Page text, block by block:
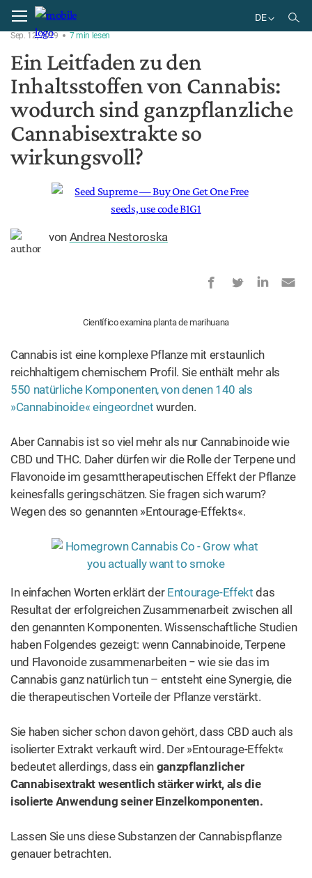
DE
Home Pflanze
Sep. 12, 2019 7min lesen
Ein Leitfaden zu den
Inhaltsstoffen von Cannabis:
wodurch sind ganzpflanzliche
Cannabisextrakte so
wirkungsvoll?
von Andrea Nestoroska
Científico examina planta de marihuana
Cannabis ist eine komplexe Pflanze mit erstaunlich
reichhaltigem chemischem Profil. Sie enthält mehr als
550 natürliche Komponenten, von denen 140 als
»Cannabinoide« eingeordnet wurden.
Aber Cannabis ist so viel mehr als nur Cannabinoide wie
CBD und THC. Daher dürfen wir die Rolle der Terpene und
Flavonoide im gesamttherapeutischen Effekt der Pflanze
keinesfalls geringschätzen. Sie fragen sich warum?
Wegen des so genannten »Entourage-Effekts«.
In einfachen Worten erklärt der Entourage-Effekt das
Resultat der erfolgreichen Zusammenarbeit zwischen all
den genannten Komponenten. Wissenschaftliche Studien
haben Folgendes gezeigt: wenn Cannabinoide, Terpene
und Flavonoide zusammenarbeiten − wie sie das im
Cannabis ganz natürlich tun – entsteht eine Synergie, die
die therapeutischen Vorteile der Pflanze verstärkt.
Sie haben sicher schon davon gehört, dass CBD auch als
isolierter Extrakt verkauft wird. Der »Entourage-Effekt«
bedeutet allerdings, dass ein ganzpflanzlicher
Cannabisextrakt wesentlich stärker wirkt, als die
isolierte Anwendung seiner Einzelkomponenten.
Lassen Sie uns diese Substanzen der Cannabispflanze
genauer betrachten.